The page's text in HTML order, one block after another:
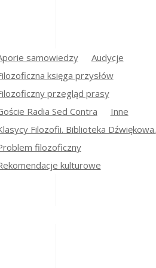
samowiedzy
Audycje
księga przysłów
przegląd prasy
Radia Sed Contra
Inne
Filozofii. Biblioteka Dźwiękowa.
filozoficzny
kulturowe